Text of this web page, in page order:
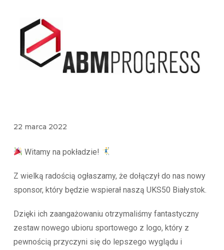
22 marca 2022
Witamy na pokładzie!
Z wielką radością ogłaszamy, że dołączył do nas nowy
sponsor, który będzie wspierał naszą UKS50 Białystok.
Dzięki ich zaangażowaniu otrzymaliśmy fantastyczny
zestaw nowego ubioru sportowego z logo, który z
pewnością przyczyni się do lepszego wyglądu i